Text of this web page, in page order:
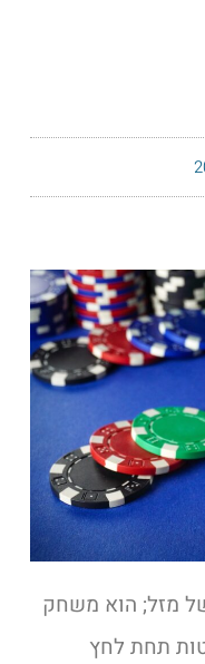
מזל; הוא משחק
תחת לחץ